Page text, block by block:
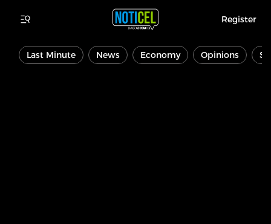
Register
Last Minute News Economy Opinions